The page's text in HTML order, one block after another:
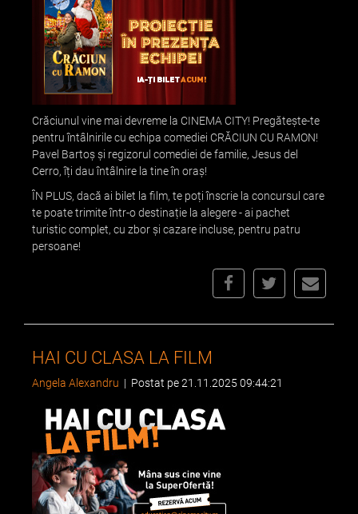
Crăciunul vine mai devreme la CINEMA CITY! Pregătește-te
pentru întâlnirile cu echipa comediei CRĂCIUN CU RAMON!
Pavel Bartoș și regizorul comediei de familie, Jesus del
Cerro, îți dau întâlnire la tine în oraș!
ÎN PLUS, dacă ai bilet la film, te poți înscrie la concursul care
te poate trimite într-o destinație la alegere - ai pachet
turistic complet, cu zbor și cazare incluse, pentru patru
persoane!
HAI CU CLASA LA FILM
Angela Alexandru | Postat pe 21.11.2025 09:44:21